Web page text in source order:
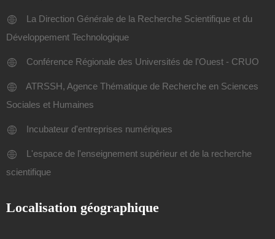
La Direction Générale de la Recherche Scientifique et du
Développement Technologique
Conférence Régionale des Universités de l'Ouest - CRUO
ATRSSH, Agence Thématique de Recherche en Sciences
Sociales et Humaines
Incubateur d'entreprises numériques
L'espace de l'enseignement supérieur et de la recherche
scientifique
Localisation géographique